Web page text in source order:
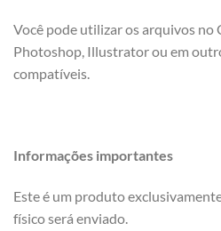
Você pode utilizar os arquivos no
Photoshop, Illustrator ou em
compatíveis.
Informações importantes
Este é um produto
físico será enviado.